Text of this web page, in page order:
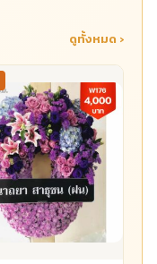
ดูทั้งหมด ›